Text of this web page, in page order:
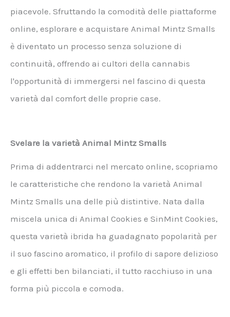
piacevole. Sfruttando la comodità delle piattaforme
online, esplorare e acquistare Animal Mintz Smalls
è diventato un processo senza soluzione di
continuità, offrendo ai cultori della cannabis
l'opportunità di immergersi nel fascino di questa
varietà dal comfort delle proprie case.
Svelare la varietà Animal Mintz Smalls
Prima di addentrarci nel mercato online, scopriamo
le caratteristiche che rendono la varietà Animal
Mintz Smalls una delle più distintive. Nata dalla
miscela unica di Animal Cookies e SinMint Cookies,
questa varietà ibrida ha guadagnato popolarità per
il suo fascino aromatico, il profilo di sapore delizioso
e gli effetti ben bilanciati, il tutto racchiuso in una
forma più piccola e comoda.